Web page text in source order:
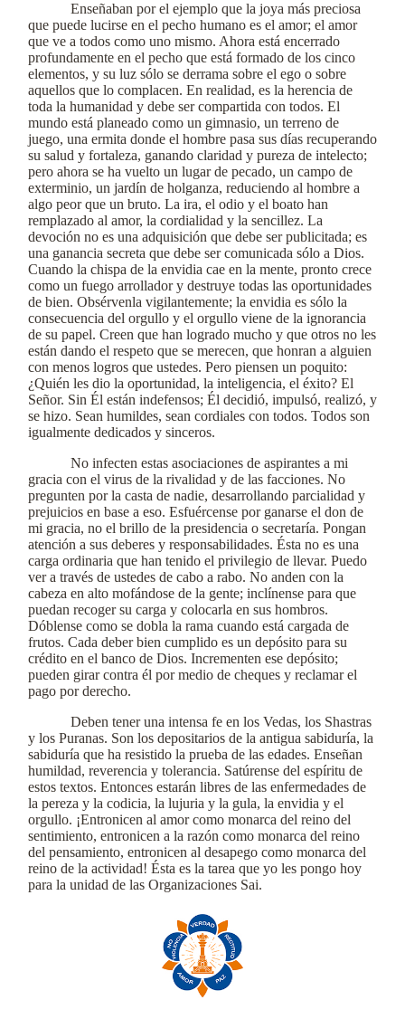
Enseñaban por el ejemplo que la joya más preciosa
que puede lucirse en el pecho humano es el amor; el amor
que ve a todos como uno mismo. Ahora está encerrado
profundamente en el pecho que está formado de los cinco
elementos, y su luz sólo se derrama sobre el ego o sobre
aquellos que lo complacen. En realidad, es la herencia de
toda la humanidad y debe ser compartida con todos. El
mundo está planeado como un gimnasio, un terreno de
juego, una ermita donde el hombre pasa sus días recuperando
su salud y fortaleza, ganando claridad y pureza de intelecto;
pero ahora se ha vuelto un lugar de pecado, un campo de
exterminio, un jardín de holganza, reduciendo al hombre a
algo peor que un bruto. La ira, el odio y el boato han
remplazado al amor, la cordialidad y la sencillez. La
devoción no es una adquisición que debe ser publicitada; es
una ganancia secreta que debe ser comunicada sólo a Dios.
Cuando la chispa de la envidia cae en la mente, pronto crece
como un fuego arrollador y destruye todas las oportunidades
de bien. Obsérvenla vigilantemente; la envidia es sólo la
consecuencia del orgullo y el orgullo viene de la ignorancia
de su papel. Creen que han logrado mucho y que otros no les
están dando el respeto que se merecen, que honran a alguien
con menos logros que ustedes. Pero piensen un poquito:
¿Quién les dio la oportunidad, la inteligencia, el éxito? El
Señor. Sin Él están indefensos; Él decidió, impulsó, realizó, y
se hizo. Sean humildes, sean cordiales con todos. Todos son
igualmente dedicados y sinceros.
No infecten estas asociaciones de aspirantes a mi
gracia con el virus de la rivalidad y de las facciones. No
pregunten por la casta de nadie, desarrollando parcialidad y
prejuicios en base a eso. Esfuércense por ganarse el don de
mi gracia, no el brillo de la presidencia o secretaría. Pongan
atención a sus deberes y responsabilidades. Ésta no es una
carga ordinaria que han tenido el privilegio de llevar. Puedo
ver a través de ustedes de cabo a rabo. No anden con la
cabeza en alto mofándose de la gente; inclínense para que
puedan recoger su carga y colocarla en sus hombros.
Dóblense como se dobla la rama cuando está cargada de
frutos. Cada deber bien cumplido es un depósito para su
crédito en el banco de Dios. Incrementen ese depósito;
pueden girar contra él por medio de cheques y reclamar el
pago por derecho.
Deben tener una intensa fe en los Vedas, los Shastras
y los Puranas. Son los depositarios de la antigua sabiduría, la
sabiduría que ha resistido la prueba de las edades. Enseñan
humildad, reverencia y tolerancia. Satúrense del espíritu de
estos textos. Entonces estarán libres de las enfermedades de
la pereza y la codicia, la lujuria y la gula, la envidia y el
orgullo. ¡Entronicen al amor como monarca del reino del
sentimiento, entronicen a la razón como monarca del reino
del pensamiento, entronicen al desapego como monarca del
reino de la actividad! Ésta es la tarea que yo les pongo hoy
para la unidad de las Organizaciones Sai.